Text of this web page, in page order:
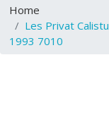
Home
Les Privat
1993 7010